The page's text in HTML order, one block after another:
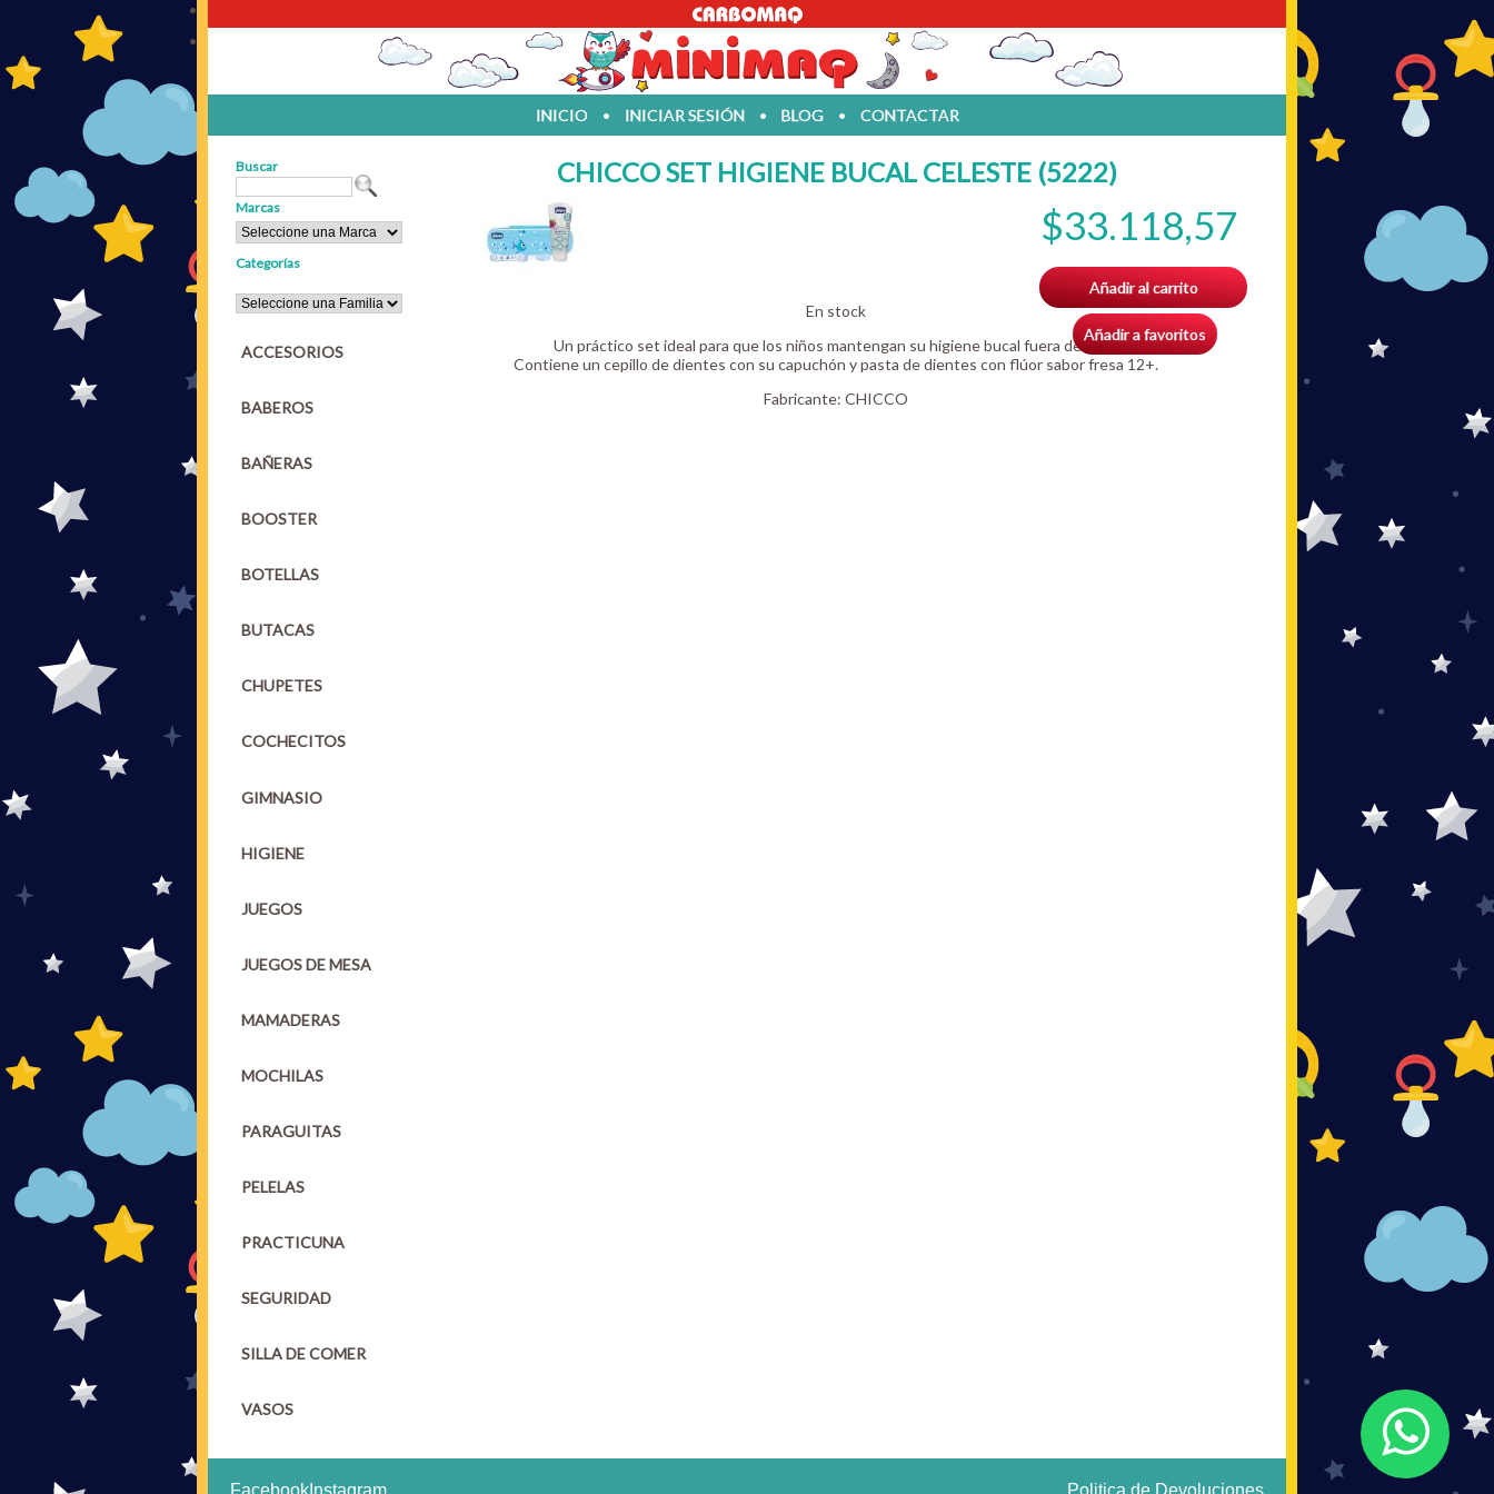
INICIO • INICIAR SESIÓN • BLOG • CONTACTAR
Buscar
Marcas
Categorías
ACCESORIOS
BABEROS
BAÑERAS
BOOSTER
BOTELLAS
BUTACAS
CHUPETES
COCHECITOS
GIMNASIO
HIGIENE
JUEGOS
JUEGOS DE MESA
MAMADERAS
MOCHILAS
PARAGUITAS
PELELAS
PRACTICUNA
SEGURIDAD
SILLA DE COMER
VASOS
CHICCO SET HIGIENE BUCAL CELESTE (5222)
$33.118,57
Añadir al carrito
Añadir a favoritos
En stock
Un práctico set ideal para que los niños mantengan su higiene bucal fuera de casa.
Contiene un cepillo de dientes con su capuchón y pasta de dientes con flúor sabor fresa 12+.
Fabricante: CHICCO